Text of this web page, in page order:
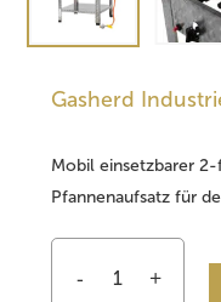
Gasherd
Mobil einsetzbarer
Pfannenaufsatz für